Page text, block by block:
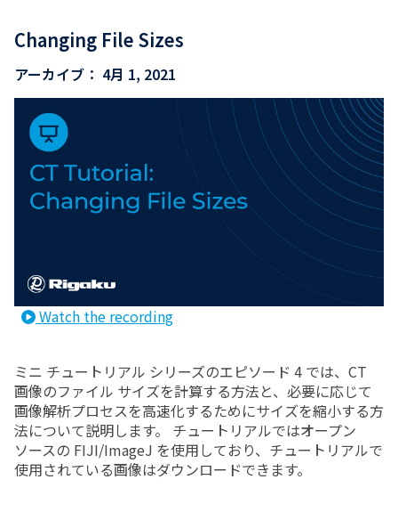
Changing File Sizes
アーカイブ： 4月 1, 2021
Watch the recording
ミニ チュートリアル シリーズのエピソード 4 では、CT
画像のファイル サイズを計算する方法と、必要に応じて
画像解析プロセスを高速化するためにサイズを縮小する方
法について説明します。 チュートリアルではオープン
ソースの FIJI/ImageJ を使用しており、チュートリアルで
使用されている画像はダウンロードできます。